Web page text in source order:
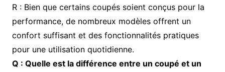
R : Bien que certains coupés soient conçus pour la
performance, de nombreux modèles offrent un
confort suffisant et des fonctionnalités pratiques
pour une utilisation quotidienne.
Q : Quelle est la différence entre un coupé et un